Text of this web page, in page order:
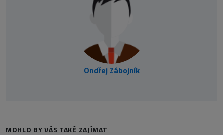
Ondřej Zábojník
MOHLO BY VÁS TAKÉ ZAJÍMAT